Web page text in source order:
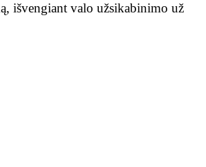
išvengiant valo užsikabinimo už